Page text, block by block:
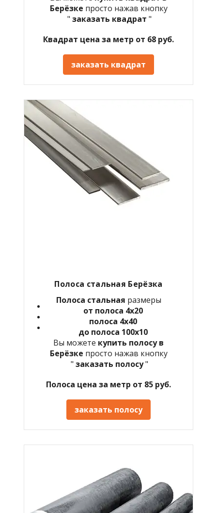
Берёзке просто нажав кнопку
" заказать квадрат "
Квадрат цена за метр от 68 руб.
заказать квадрат
Полоса стальная Берёзка
Полоса стальная размеры
от полоса 4х20
полоса 4х40
до полоса 100х10
Вы можете купить полосу в
Берёзке просто нажав кнопку
" заказать полосу"
Полоса цена за метр от 85 руб.
заказать полосу